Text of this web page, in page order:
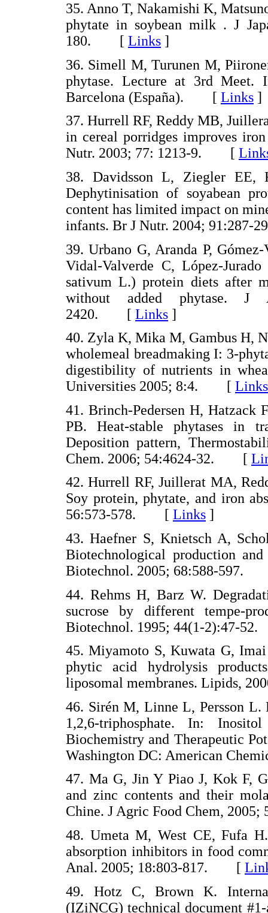
35. Anno T, Nakamishi K,
phytate in soybean milk . J
180. [ Links ]
36. Simell M, Turunen M,
phytase. Lecture at 3rd Meet.
Barcelona (España). [ Links ]
37. Hurrell RF, Reddy MB,
in cereal porridges improves
Nutr. 2003; 77: 1213-9. [
38. Davidsson L, Ziegler EE,
Dephytinisation of soyabean
content has limited impact on
infants. Br J Nutr. 2004;
39. Urbano G, Aranda P,
Vidal-Valverde C, López-
sativum L.) protein diets after
without added phytase. J
2420. [ Links ]
40. Zyla K, Mika M, Gambus H,
wholemeal breadmaking I: 3-
digestibility of nutrients in
Universities 2005; 8:4. [ Links
41. Brinch-Pedersen H, Hatzack
PB. Heat-stable phytases in
Deposition pattern,
Chem. 2006; 54:4624-32. [
42. Hurrell RF, Juillerat MA,
Soy protein, phytate, and iron
56:573-578. [ Links ]
43. Haefner S, Knietsch A,
Biotechnological production
Biotechnol. 2005; 68:588-
44. Rehms H, Barz W.
sucrose by different tempe-
Biotechnol. 1995; 44(1-
45. Miyamoto S, Kuwata G,
phytic acid hydrolysis
liposomal membranes. Lipids,
46. Sirén M, Linne L, Persson
1,2,6-triphosphate. In:
Biochemistry and Therapeutic
Washington DC: American
47. Ma G, Jin Y Piao J, Kok F,
and zinc contents and their
Chine. J Agric Food Chem,
48. Umeta M, West CE, Fufa
absorption inhibitors in food
Anal. 2005; 18:803-817. [
49. Hotz C, Brown K.
(IZiNCG) technical document